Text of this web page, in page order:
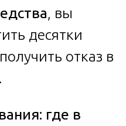
, вы
десятки
отказ в
где в